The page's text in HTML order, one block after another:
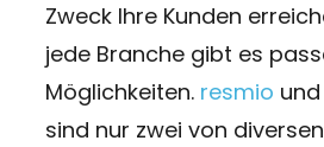
Zweck Ihre Kunden
jede Branche gibt es
Möglichkeiten. resmio und
sind nur zwei von diversen